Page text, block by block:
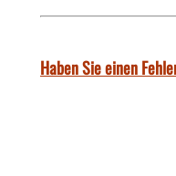
Haben Sie einen